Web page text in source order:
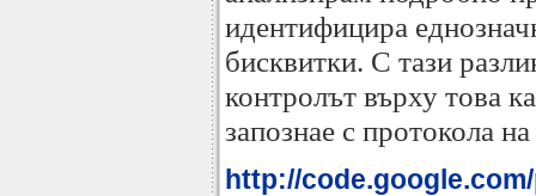
идентифицира
бисквитки. С тази
контролът върху това
запознае с протокола
http://